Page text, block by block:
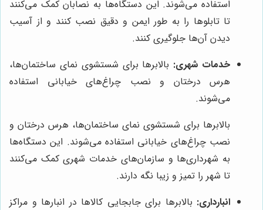
استفاده می‌شوند. این دستگاه‌ها به نصابان کمک می‌کنند
تا تابلوها را به طور ایمن و دقیق نصب کنند و از آسیب
دیدن آن‌ها جلوگیری کنند.
خدمات شهری: بالابرها برای شستشوی نمای ساختمان‌ها،
هرس درختان و نصب چراغ‌های خیابانی استفاده
می‌شوند.
بالابرها برای شستشوی نمای ساختمان‌ها، هرس درختان و
نصب چراغ‌های خیابانی استفاده می‌شوند. این دستگاه‌ها
به شهرداری‌ها و سازمان‌های خدمات شهری کمک می‌کنند
تا شهر را تمیز و زیبا نگه دارند.
انبارداری: بالابرها برای جابجایی کالاها در انبارها و مراکز